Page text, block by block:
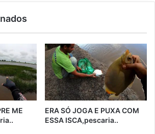
ME
ERA SÓ JOGA E PUXA COM
ESSA ISCA,pescaria..